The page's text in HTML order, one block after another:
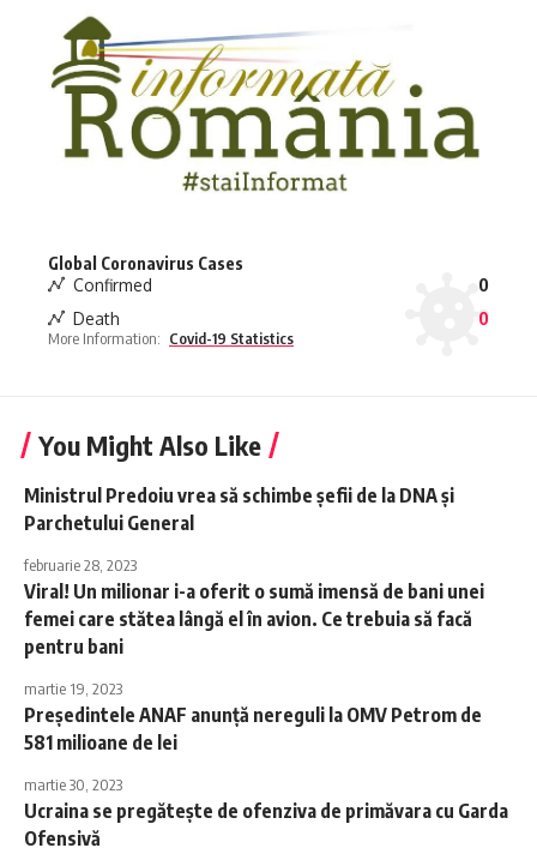
Global Coronavirus Cases
Confirmed
0
Death
0
More Information: Covid-19 Statistics
You Might Also Like
Ministrul Predoiu vrea să schimbe șefii de la DNA și
Parchetului General
februarie 28, 2023
Viral! Un milionar i-a oferit o sumă imensă de bani unei
femei care stătea lângă el în avion. Ce trebuia să facă
pentru bani
martie 19, 2023
Preşedintele ANAF anunță nereguli la OMV Petrom de
581 milioane de lei
martie 30, 2023
Ucraina se pregătește de ofenziva de primăvara cu Garda
Ofensivă